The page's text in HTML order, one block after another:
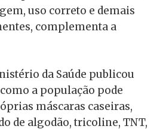
uso correto e demais
complementa a
da Saúde publicou
a população pode
máscaras caseiras,
de algodão, tricoline, TNT,